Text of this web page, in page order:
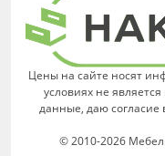
Цены на сайте носят
условиях не
данные, даю согласие
© 2010-2026